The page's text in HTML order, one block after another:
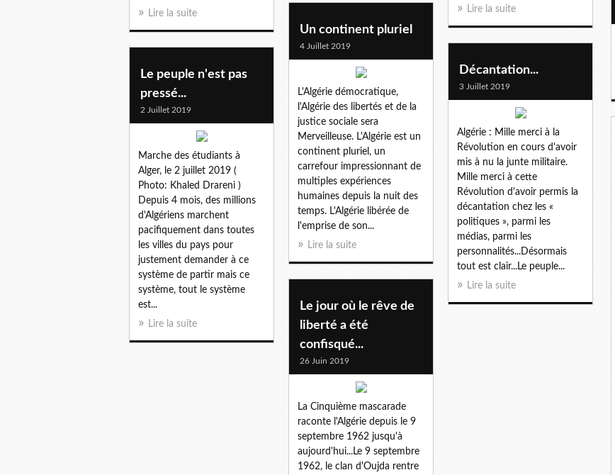
Lire la suite
Lire la suite
Un continent pluriel
4 Juillet 2019
L'Algérie démocratique,
l'Algérie des libertés et de la
justice sociale sera
Merveilleuse. L'Algérie est un
continent pluriel, un
carrefour impressionnant de
multiples expériences
humaines depuis la nuit des
temps. L'Algérie libérée de
l'emprise de son...
Lire la suite
Décantation...
3 Juillet 2019
Algérie : Mille merci à la
Révolution en cours d'avoir
mis à nu la junte militaire.
Mille merci à cette
Révolution d'avoir permis la
décantation chez les «
politiques », parmi les
médias, parmi les
personnalités...Désormais
tout est clair...Le peuple...
Lire la suite
Le peuple n'est pas
pressé...
2 Juillet 2019
Marche des étudiants à
Alger, le 2 juillet 2019 (
Photo: Khaled Drareni )
Depuis 4 mois, des millions
d'Algériens marchent
pacifiquement dans toutes
les villes du pays pour
justement demander à ce
système de partir mais ce
système, tout le système
est...
Lire la suite
Le jour où le rêve de
liberté a été
confisqué...
26 Juin 2019
La Cinquième mascarade
raconte l'Algérie depuis le 9
septembre 1962 jusqu'à
aujourd'hui...Le 9 septembre
1962, le clan d'Oujda rentre